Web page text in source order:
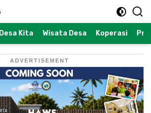
Desa Kita Wisata Desa Koperasi
ADVERTISEMENT